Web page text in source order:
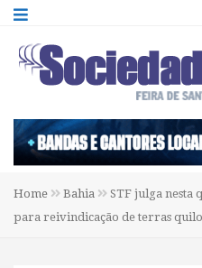
Home Bahia
STF julga nesta
para reivindicação de terras